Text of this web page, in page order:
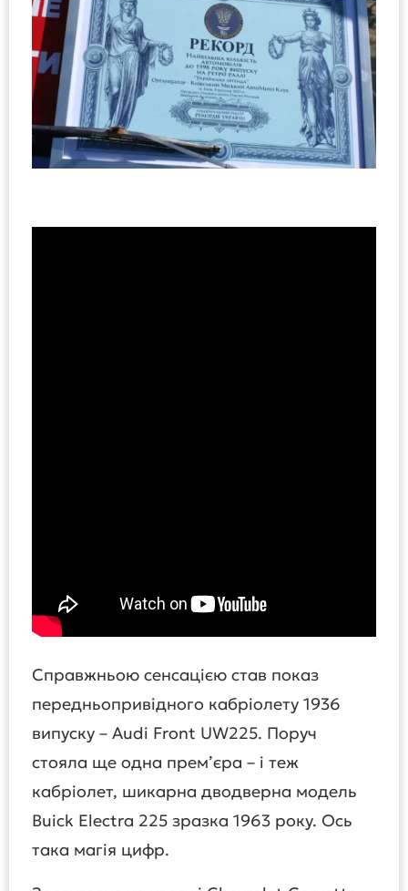
Справжньою сенсацією став показ
передньопривідного кабріолету 1936
випуску – Audi Front UW225. Поруч
стояла ще одна прем’єра – і теж
кабріолет, шикарна дводверна модель
Buick Electra 225 зразка 1963 року. Ось
така магія цифр.